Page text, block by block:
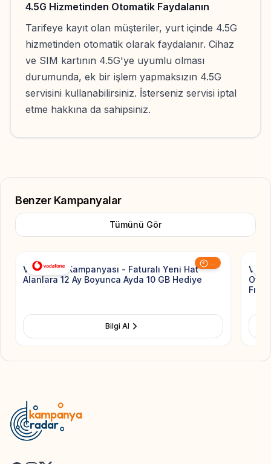
4.5G Hizmetinden Otomatik Faydalanın
Tarifeye kayıt olan müşteriler, yurt içinde 4.5G
hizmetinden otomatik olarak faydalanır. Cihaz
ve SIM kartının 4.5G'ye uyumlu olması
durumunda, ek bir işlem yapmaksızın 4.5G
servisini kullanabilirsiniz. İsterseniz servisi iptal
etme hakkına da sahipsiniz.
Benzer Kampanyalar
Tümünü Gör
...
Add to
Vodafone Kampanyası - Faturalı Yeni Hat
Alanlara 12 Ay Boyunca Ayda 10 GB Hediye
Bilgi Al